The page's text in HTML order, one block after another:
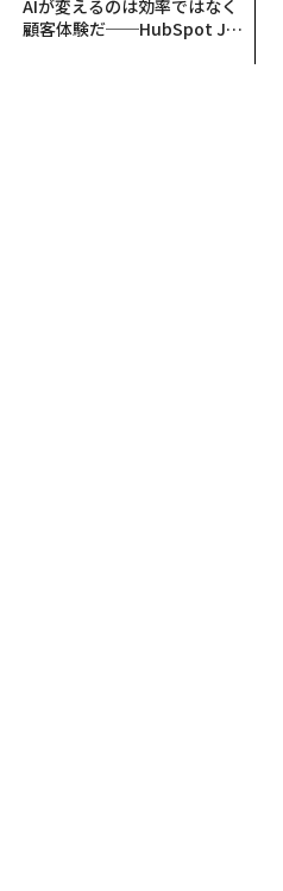
AIが変えるのは効率ではなく
顧客体験だ──HubSpot Ja